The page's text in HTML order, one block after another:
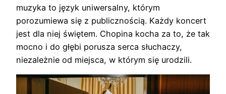
muzyka to język uniwersalny, którym
porozumiewa się z publicznością. Każdy koncert
jest dla niej świętem. Chopina kocha za to, że tak
mocno i do głębi porusza serca słuchaczy,
niezależnie od miejsca, w którym się urodzili.